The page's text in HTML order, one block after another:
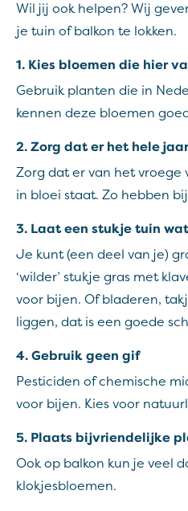
Wil jij ook helpen? Wij
je tuin of balkon te lokken.
1. Kies bloemen die hier
Gebruik planten die in
kennen deze bloemen
2. Zorg dat er het hele
Zorg dat er van het
in bloei staat. Zo hebben
3. Laat een stukje tuin
Je kunt (een deel van je)
‘wilder’ stukje gras met
voor bijen. Of bladeren,
liggen, dat is een goede
4. Gebruik geen gif
Pesticiden of chemische
voor bijen. Kies voor
5. Plaats bijvriendelijke
Ook op balkon kun je veel
klokjesbloemen.